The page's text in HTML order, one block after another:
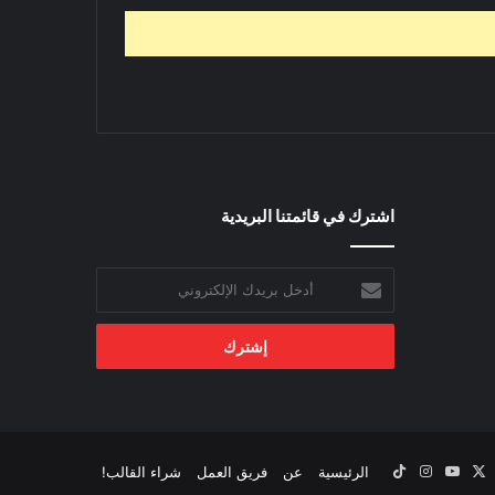
اشترك في قائمتنا البريدية
بريدك
الإلكتروني
الرئيسية عن فريق العمل شراء القالب! ‫YouTubeانستقرام‫TikTok